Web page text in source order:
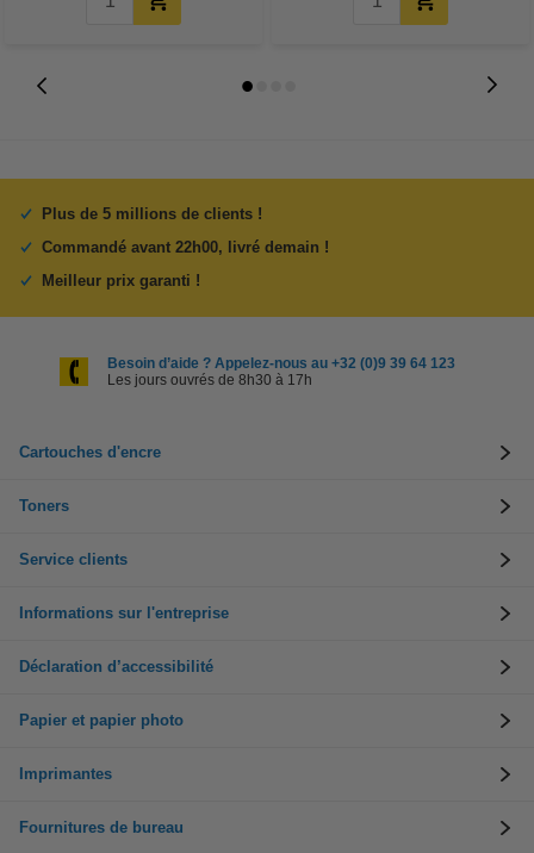
Plus de 5 millions de clients !
Commandé avant 22h00, livré demain !
Meilleur prix garanti !
Besoin d’aide ? Appelez-nous au +32 (0)9 39 64 123
Les jours ouvrés de 8h30 à 17h
Cartouches d'encre
Toners
Service clients
Informations sur l'entreprise
Déclaration d’accessibilité
Papier et papier photo
Imprimantes
Fournitures de bureau